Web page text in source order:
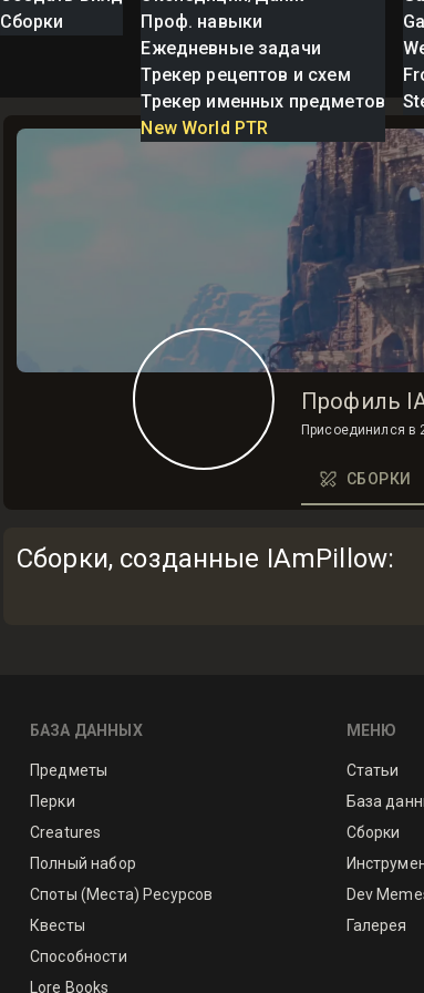
Сборки
Проф. навыки
Ежедневные задачи
Трекер рецептов и схем
Трекер именных предметов
New World PTR
Профиль
Присоединился в
СБОРКИ
Сборки, созданные IAmPillow:
БАЗА ДАННЫХ
Предметы
Перки
Creatures
Полный набор
Споты (Места) Ресурсов
Квесты
Способности
Lore Books
МЕНЮ
Статьи
База
Сборки
Dev
Галерея